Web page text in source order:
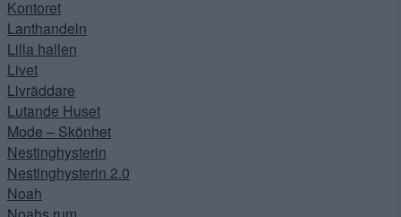
Kontoret
Lanthandeln
Lilla hallen
Livet
Livräddare
Lutande Huset
Mode – Skönhet
Nestinghysterin
Nestinghysterin 2.0
Noah